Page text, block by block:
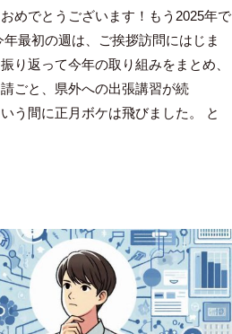
吉
田
豪
めでとうございます！もう2025年で
年最初の週は、ご挨拶訪問にはじま
り返って今年の取り組みをまとめ、
ごと、県外への出張講習が続
う間に正月ボケは飛びました。 と